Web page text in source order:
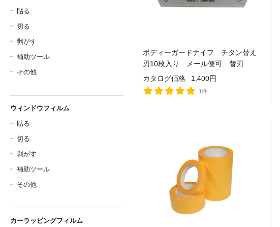
ボディーガードナイフ チタン替え
刃10枚入り メール便可 替刃
カタログ価格
1,400円
1件
貼る
切る
剥がす
補助ツール
その他
ウィンドウフィルム
貼る
切る
剥がす
補助ツール
その他
カーラッピングフィルム